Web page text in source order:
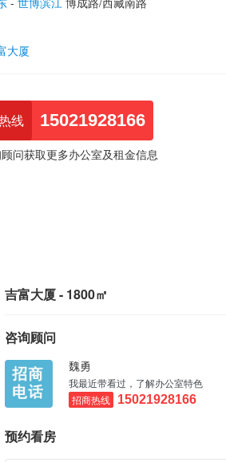
大厦
线 15021928166
问获取更多办公室及租金信息
吉富大厦 - 1800㎡
咨询顾问
魏勇
我最近带看过，了解办公室特色
招商热线 15021928166
预约看房